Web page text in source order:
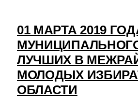
01 МАРТА 2019
ЛУЧШИХ В
МОЛОДЫХ
ОБЛАСТИ